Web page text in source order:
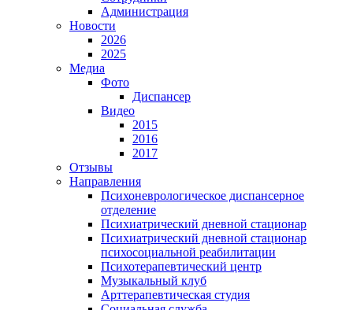
Администрация
Новости
2026
2025
Медиа
Фото
Диспансер
Видео
2015
2016
2017
Отзывы
Направления
Психоневрологическое диспансерное
отделение
Психиатрический дневной стационар
Психиатрический дневной стационар
психосоциальной реабилитации
Психотерапевтический центр
Музыкальный клуб
Арттерапевтическая студия